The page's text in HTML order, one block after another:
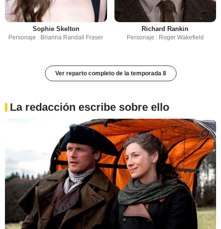
Sophie Skelton
Personaje : Brianna Randall Fraser
Richard Rankin
Personaje : Roger Wakefield
Ver reparto completo de la temporada 8
La redacción escribe sobre ello